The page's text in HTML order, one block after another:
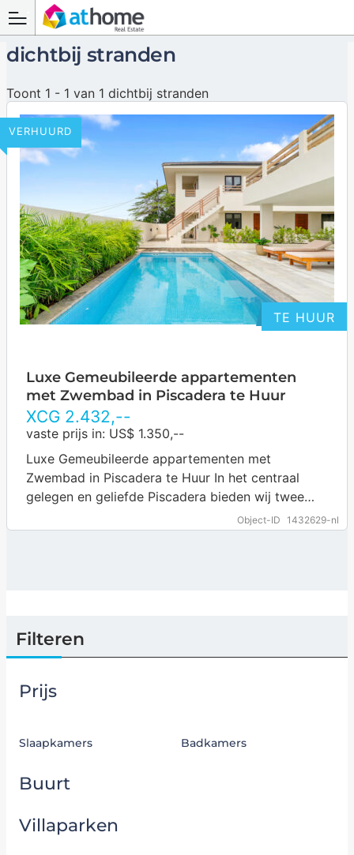
dichtbij stranden
Toont 1 - 1 van 1 dichtbij stranden
VERHUURD
TE HUUR
Luxe Gemeubileerde appartementen
met Zwembad in Piscadera te Huur
XCG 2.432,--
vaste prijs in: US$ 1.350,--
Object-ID 1432629-nl
Luxe Gemeubileerde appartementen met
Zwembad in Piscadera te Huur In het centraal
gelegen en geliefde Piscadera bieden wij twee
appartementen te huur aan. Beide…… more
Filteren
Prijs
Slaapkamers Badkamers
Buurt
Villaparken